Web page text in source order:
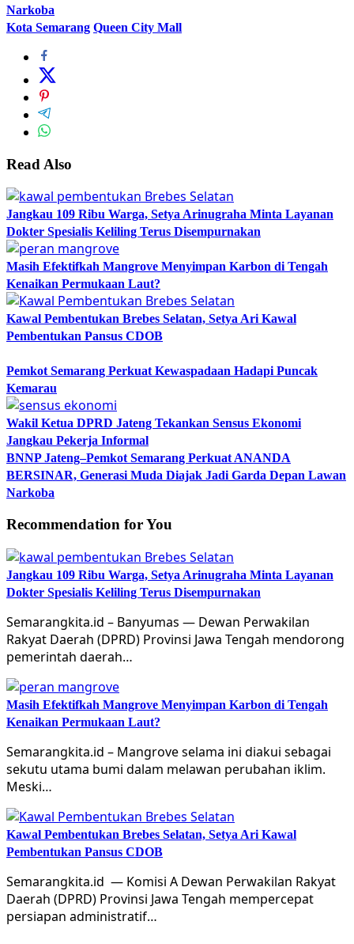
Narkoba
Kota Semarang Queen City Mall
Read Also
Jangkau 109 Ribu Warga, Setya Arinugraha Minta Layanan
Dokter Spesialis Keliling Terus Disempurnakan
Masih Efektifkah Mangrove Menyimpan Karbon di Tengah
Kenaikan Permukaan Laut?
Kawal Pembentukan Brebes Selatan, Setya Ari Kawal
Pembentukan Pansus CDOB
Pemkot Semarang Perkuat Kewaspadaan Hadapi Puncak
Kemarau
Wakil Ketua DPRD Jateng Tekankan Sensus Ekonomi
Jangkau Pekerja Informal
BNNP Jateng–Pemkot Semarang Perkuat ANANDA
BERSINAR, Generasi Muda Diajak Jadi Garda Depan Lawan
Narkoba
Recommendation for You
Jangkau 109 Ribu Warga, Setya Arinugraha Minta Layanan
Dokter Spesialis Keliling Terus Disempurnakan
Semarangkita.id – Banyumas — Dewan Perwakilan
Rakyat Daerah (DPRD) Provinsi Jawa Tengah mendorong
pemerintah daerah…
Masih Efektifkah Mangrove Menyimpan Karbon di Tengah
Kenaikan Permukaan Laut?
Semarangkita.id – Mangrove selama ini diakui sebagai
sekutu utama bumi dalam melawan perubahan iklim.
Meski…
Kawal Pembentukan Brebes Selatan, Setya Ari Kawal
Pembentukan Pansus CDOB
Semarangkita.id — Komisi A Dewan Perwakilan Rakyat
Daerah (DPRD) Provinsi Jawa Tengah mempercepat
persiapan administratif…